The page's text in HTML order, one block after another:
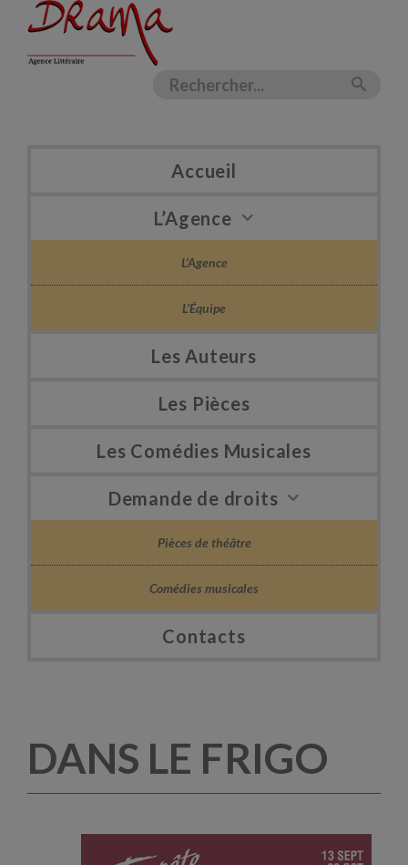
Accueil
L’Agence
L’Agence
L’Équipe
Les Auteurs
Les Pièces
Les Comédies Musicales
Demande de droits
Pièces de théâtre
Comédies musicales
Contacts
DANS LE FRIGO